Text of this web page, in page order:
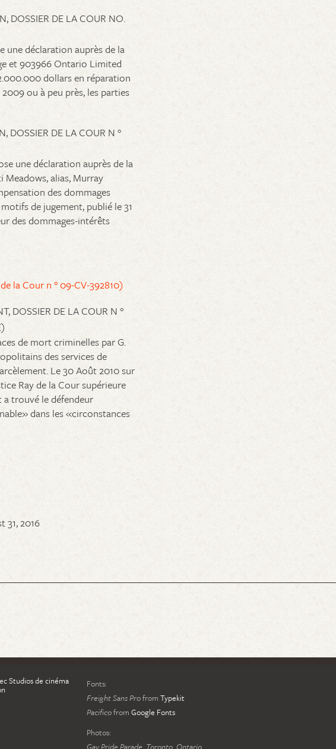
DOSSIER DE LA COUR NO.
une déclaration auprès de la
et 903966 Ontario Limited
dollars en réparation
ou à peu près, les parties
DOSSIER DE LA COUR N °
une déclaration auprès de la
alias, Murray
des dommages
de jugement, publié le 31
des dommages-intérêts
la Cour n ° 09-CV-392810)
DOSSIER DE LA COUR N °
de mort criminelles par G.
des services de
Le 30 Août 2010 sur
Ray de la Cour supérieure
trouvé le défendeur
dans les «circonstances
31, 2016
Studios de cinéma
Fonts:
Freight Sans Profrom Typekit
Pacificofrom Google Fonts
Photos:
Gay Pride Parade, Toronto, Ontario,